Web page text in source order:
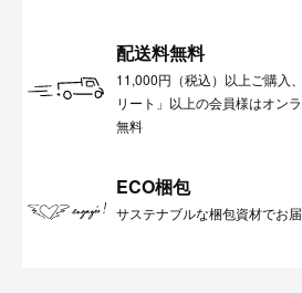
配送料無料
11,000円（税込）以上ご購入
リート」以上の会員様はオン
無料
ECO梱包
サステナブルな梱包資材でお